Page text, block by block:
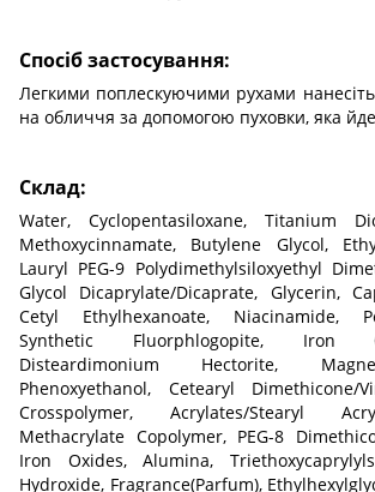
Спосіб застосування:
Легкими поплескуючими рухами
на обличчя за допомогою пуховки, яка
Склад:
Water, Cyclopentasiloxane, Titanium
Methoxycinnamate, Butylene Glycol,
Lauryl PEG-9 Polydimethylsiloxyethyl
Glycol Dicaprylate/Dicaprate, Glycerin,
Cetyl Ethylhexanoate, Niacinamide,
Synthetic Fluorphlogopite, Iron
Disteardimonium Hectorite,
Phenoxyethanol, Cetearyl Dimethicone/
Crosspolymer, Acrylates/Stearyl
Methacrylate Copolymer, PEG-8
Iron Oxides, Alumina,
Hydroxide, Fragrance(Parfum),